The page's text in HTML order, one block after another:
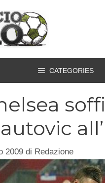
CATEGORIES
2009 di Redazione